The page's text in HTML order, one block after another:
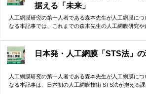
据える「未来」
人工網膜研究の第一人者である森本先生が人工網膜に
なる本記事では、これまでの森本先生の人工網膜研究
日本発・人工網膜「STS法」
人工網膜研究の第一人者である森本先生が人工網膜に
なる本記事は、日本初の人工網膜技術 STS法が抱える